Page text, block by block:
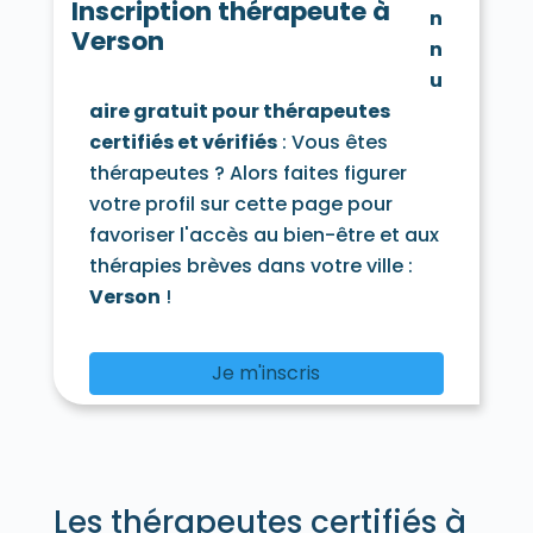
Cintheaux 14680
Clarbec 14130
Clécy 14570
Colleville-sur-Mer 14710
Colombelles 14460
Colombières 14710
Colombiers-sur-Seulles 14480
Colomby-Anguerny 14610
Combray 14220
Commes 14520
Condé-en-Normandie 14110
Condé-en-Normandie 14770
Condé-sur-Ifs 14270
Condé-sur-Seulles 14400
Cordey 14700
Cormelles-le-Royal 14123
Cossesseville 14690
Cottun 14400
Coudray-Rabut 14130
Courvaudon 14260
Cresserons 14440
Cresseveuille 14430
Inscription thérapeute à
Verson
n
n
u
aire gratuit pour thérapeutes
certifiés et vérifiés: Vous êtes
thérapeutes ? Alors faites figurer
votre profil sur cette page pour
favoriser l'accès au bien-être et aux
thérapies brèves dans votre ville :
Verson !
Je m'inscris
Les thérapeutes certifiés à